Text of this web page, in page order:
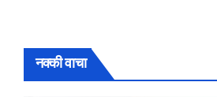
नक्की वाचा